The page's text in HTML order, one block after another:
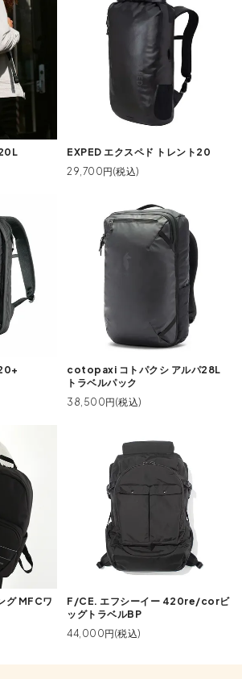
EXPED エクスペド トレント20
29,700円(税込)
cotopaxi コトパクシ アルパ28L
トラベルパック
38,500円(税込)
グ MFCワ
F/CE. エフシーイー 420re/corビ
ッグトラベルBP
44,000円(税込)